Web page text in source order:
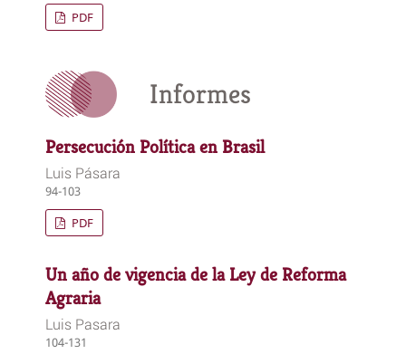
PDF
Informes
Persecución Política en Brasil
Luis Pásara
94-103
PDF
Un año de vigencia de la Ley de Reforma
Agraria
Luis Pasara
104-131